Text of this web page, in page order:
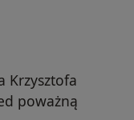
Krzysztofa
poważną